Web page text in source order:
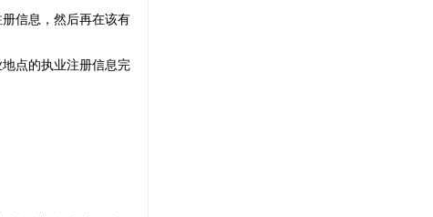
信息，然后再在该有
点的执业注册信息完